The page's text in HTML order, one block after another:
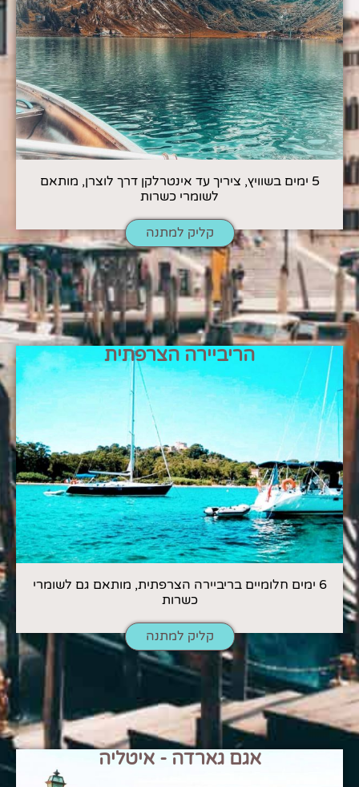
5 ימים בשוויץ, ציריך עד אינטרלקן דרך לוצרן, מותאם
לשומרי כשרות
קליק למתנה
הריביירה הצרפתית
6 ימים חלומיים בריביירה הצרפתית, מותאם גם לשומרי
כשרות
קליק למתנה
אגם גארדה - איטליה